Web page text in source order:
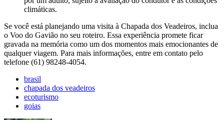
climáticas.
Se você está planejando uma visita à Chapada dos Veadeiros, inclua
o Voo do Gavião no seu roteiro. Essa experiência promete ficar
gravada na memória como um dos momentos mais emocionantes de
qualquer viagem. Para mais informações, entre em contato pelo
telefone (61) 98248-4054.
brasil
chapada dos veadeiros
ecoturismo
goias